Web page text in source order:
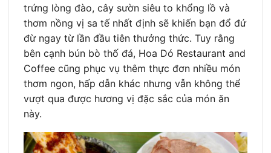
trứng lòng đào, cây sườn siêu to khổng lồ và
thơm nồng vị sa tế nhất định sẽ khiến bạn đổ đứ
đừ ngay từ lần đầu tiên thưởng thức. Tuy rằng
bên cạnh bún bò thố đá, Hoa Dó Restaurant and
Coffee cũng phục vụ thêm thực đơn nhiều món
thơm ngon, hấp dẫn khác nhưng vẫn không thể
vượt qua được hương vị đặc sắc của món ăn
này.